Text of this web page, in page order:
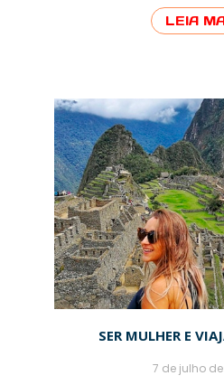
LEIA
SER MULHER E
7 de julho